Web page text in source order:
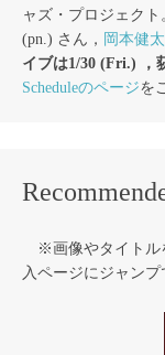
ャズ・プロジェク
(pn.) さん， 岡本健太
イブは1/30 (Fri.) ，
Scheduleのページを
※画像やタイトル
入ページにジャンプ